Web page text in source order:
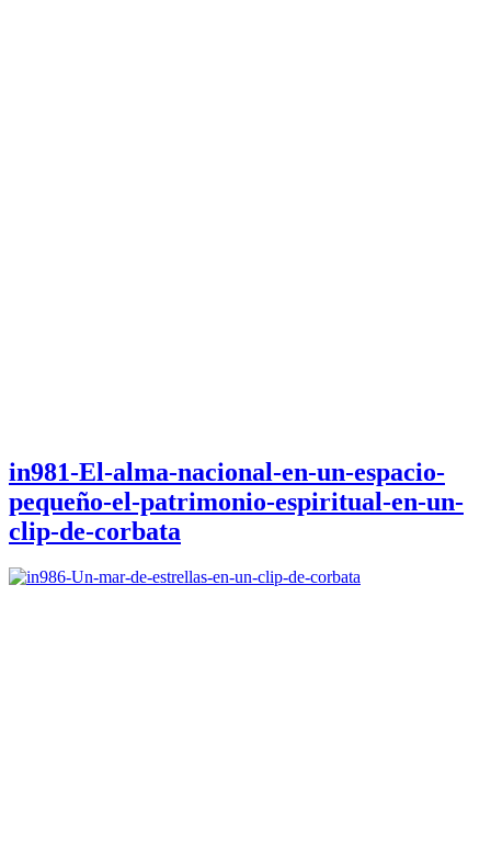
in981-El-alma-nacional-en-un-espacio-
pequeño-el-patrimonio-espiritual-en-un-
clip-de-corbata